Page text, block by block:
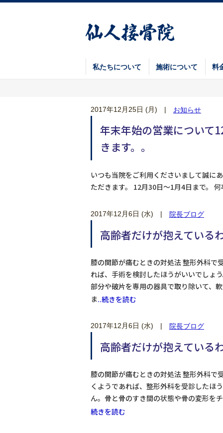
私たちについて 施術について 料
2017年12月25日 (月) お知らせ
年末年始の営業について
きます。。
いつも当院をご利用くださいまして誠に
ただきます。 12月30日～1月4日まで。
2017年12月6日 (水) 院長ブログ
高齢者だけが抱えている
膝の関節が痛むときの対処法 整形外科で
れば、手術を検討したほうがいいでしょ
部分や破片を専用の器具で取り除いて、
ま..続きを読む
2017年12月6日 (水) 院長ブログ
高齢者だけが抱えている
膝の関節が痛むときの対処法 整形外科で
くようであれば、整形外科を受診したほ
ん。骨と骨のすき間の状態や骨の変形を
続きを読む